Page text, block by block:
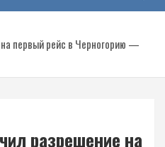
первый рейс в Черногорию —
разрешение на